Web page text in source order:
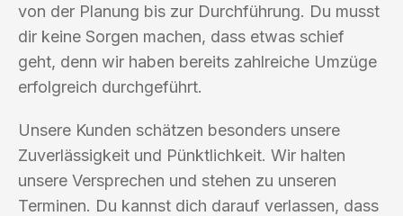
von der Planung bis zur Durchführung. Du musst
dir keine Sorgen machen, dass etwas schief
geht, denn wir haben bereits zahlreiche Umzüge
erfolgreich durchgeführt.
Unsere Kunden schätzen besonders unsere
Zuverlässigkeit und Pünktlichkeit. Wir halten
unsere Versprechen und stehen zu unseren
Terminen. Du kannst dich darauf verlassen, dass